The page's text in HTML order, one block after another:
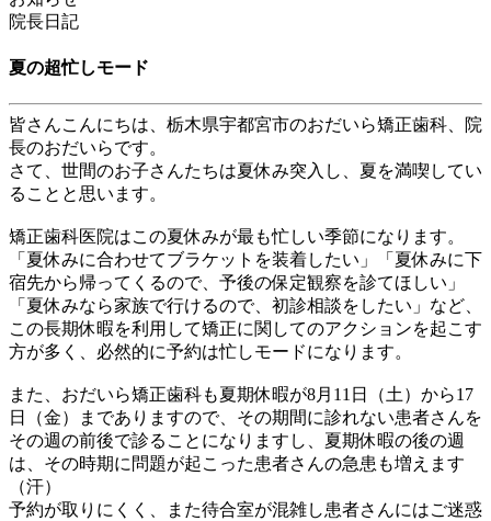
院長日記
夏の超忙しモード
皆さんこんにちは、栃木県宇都宮市のおだいら矯正歯科、院
長のおだいらです。
さて、世間のお子さんたちは夏休み突入し、夏を満喫してい
ることと思います。
矯正歯科医院はこの夏休みが最も忙しい季節になります。
「夏休みに合わせてブラケットを装着したい」「夏休みに下
宿先から帰ってくるので、予後の保定観察を診てほしい」
「夏休みなら家族で行けるので、初診相談をしたい」など、
この長期休暇を利用して矯正に関してのアクションを起こす
方が多く、必然的に予約は忙しモードになります。
また、おだいら矯正歯科も夏期休暇が8月 11 日（土）から17
日（金）までありますので、その期間に診れない患者さんを
その週の前後で診ることになりますし、夏期休暇の後の週
は、その時期に問題が起こった患者さんの急患も増えます
（汗）
予約が取りにくく、また待合室が混雑し患者さんにはご迷惑